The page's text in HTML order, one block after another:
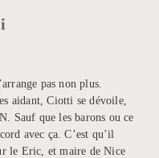
pas non plus.
aidant, Ciotti se dévoile,
Sauf que les barons ou ce
avec ça. C’est qu’il
le Eric, et maire de Nice